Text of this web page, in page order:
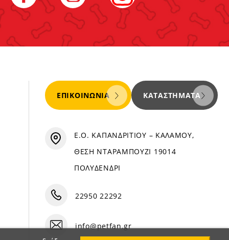
ΕΠΙΚΟΙΝΩΝΊΑ ΚΑΤΑΣΤΉΜΑΤΑ
Ε.Ο. ΚΑΠΑΝΔΡΙΤΙΟΥ – ΚΑΛΑΜΟΥ,
ΘΕΣΗ ΝΤΑΡΑΜΠΟΥΖΙ 19014
ΠΟΛΥΔΕΝΔΡΙ
22950 22292
info@petfan.gr